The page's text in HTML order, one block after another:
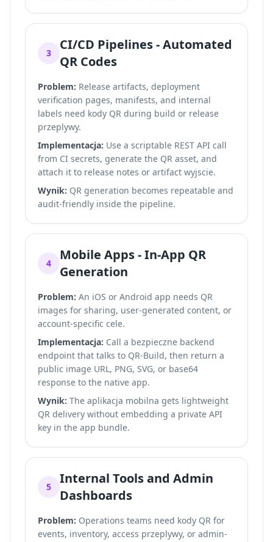
3
CI/CD Pipelines - Automated
QR Codes
Problem: Release artifacts, deployment
verification pages, manifests, and internal
labels need kody QR during build or release
przeplywy.
Implementacja: Use a scriptable REST API call
from CI secrets, generate the QR asset, and
attach it to release notes or artifact wyjscie.
Wynik: QR generation becomes repeatable and
audit-friendly inside the pipeline.
4
Mobile Apps - In-App QR
Generation
Problem: An iOS or Android app needs QR
images for sharing, user-generated content, or
account-specific cele.
Implementacja: Call a bezpieczne backend
endpoint that talks to QR-Build, then return a
public image URL, PNG, SVG, or base64
response to the native app.
Wynik: The aplikacja mobilna gets lightweight
QR delivery without embedding a private API
key in the app bundle.
5
Internal Tools and Admin
Dashboards
Problem: Operations teams need kody QR for
events, inventory, access przeplywy, or admin-